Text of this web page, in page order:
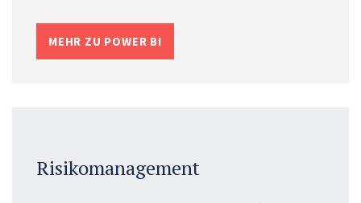
MEHR ZU POWER BI
Risikomanagement